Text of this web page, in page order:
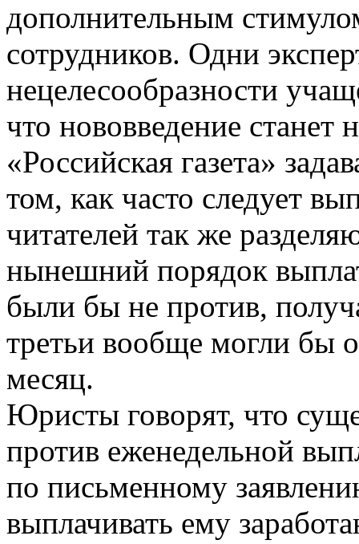
дополнительным
сотрудников. Одни
нецелесообразности
что нововведение
«Российская газета»
том, как часто следует
читателей так же
нынешний порядок
были бы не против,
третьи вообще могли бы
месяц.
Юристы говорят, что
против еженедельной
по письменному
выплачивать ему